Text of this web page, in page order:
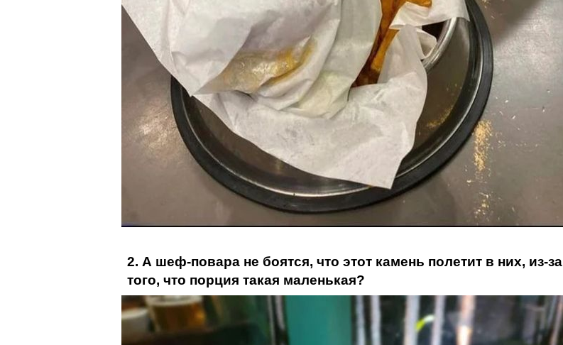
2. А шеф-повара не боятся, что этот камень полетит в них, из-за
того, что порция такая маленькая?